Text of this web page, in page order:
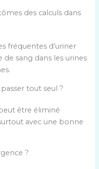
des calculs dans
fréquentes d’uriner
de sang dans les urines
tout seul ?
être éliminé
avec une bonne
?